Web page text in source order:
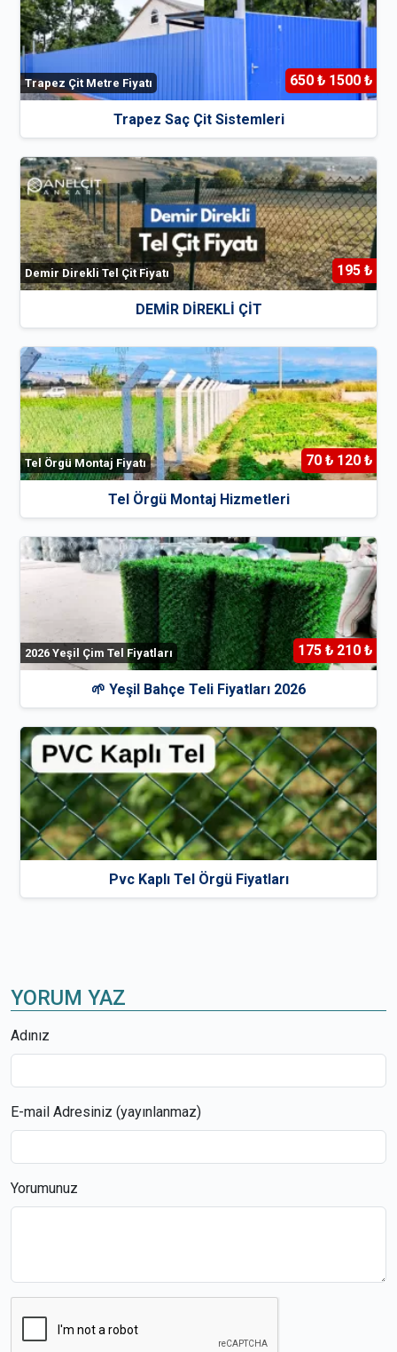
Trapez Çit Metre Fiyatı 650 ₺ 1500 ₺
Trapez Saç Çit Sistemleri
Demir Direkli Tel Çit Fiyatı 195 ₺
DEMİR DİREKLİ ÇİT
Tel Örgü Montaj Fiyatı 70 ₺ 120 ₺
Tel Örgü Montaj Hizmetleri
2026 Yeşil Çim Tel Fiyatları 175 ₺ 210 ₺
🌱 Yeşil Bahçe Teli Fiyatları 2026
Pvc Kaplı Tel Örgü Fiyatları
YORUM YAZ
Adınız
E-mail Adresiniz (yayınlanmaz)
Yorumunuz